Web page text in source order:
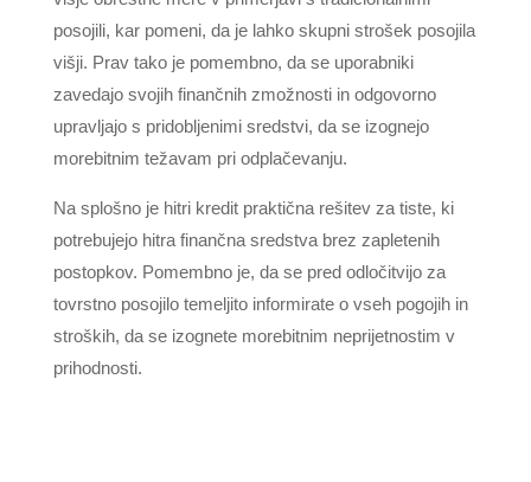
posojili, kar pomeni, da je lahko skupni strošek posojila
višji. Prav tako je pomembno, da se uporabniki
zavedajo svojih finančnih zmožnosti in odgovorno
upravljajo s pridobljenimi sredstvi, da se izognejo
morebitnim težavam pri odplačevanju.
Na splošno je hitri kredit praktična rešitev za tiste, ki
potrebujejo hitra finančna sredstva brez zapletenih
postopkov. Pomembno je, da se pred odločitvijo za
tovrstno posojilo temeljito informirate o vseh pogojih in
stroških, da se izognete morebitnim neprijetnostim v
prihodnosti.